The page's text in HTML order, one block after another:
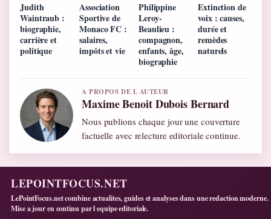
Judith
Waintraub :
biographie,
carrière et
politique
Association
Sportive de
Monaco FC :
salaires,
impôts et vie
Philippine
Leroy-
Beaulieu :
compagnon,
enfants, âge,
biographie
Extinction de
voix : causes,
durée et
remèdes
naturels
A PROPOS DE L AUTEUR
Maxime Benoit Dubois Bernard
Nous publions chaque jour une couverture
factuelle avec relecture editoriale continue.
LEPOINTFOCUS.NET
LePointFocus.net combine actualites, guides et analyses dans une redaction moderne.
Mise a jour en continu par l equipe editoriale.